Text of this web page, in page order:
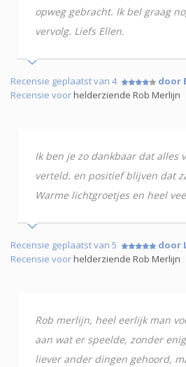
opweg gebracht. Ik bel graag
vervolg. Liefs Ellen.
Recensie geplaatst van 4 door
Recensie voorhelderziende Rob Merlijn
Ik ben je zo dankbaar dat alles
verteld. en positief blijven dat
Warme lichtgroetjes en heel
Recensie geplaatst van 5 door
Recensie voorhelderziende Rob Merlijn
Rob merlijn, heel eerlijk man
aan wat er speelde, zonder
liever ander dingen gehoord,